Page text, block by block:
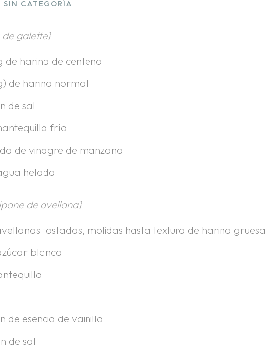
SIN CATEGORÍA
galette}
de harina de centeno
de harina normal
de sal
fría
de vinagre de manzana
helada
de avellana}
tostadas, molidas hasta textura de harina gruesa
blanca
de esencia de vainilla
de sal